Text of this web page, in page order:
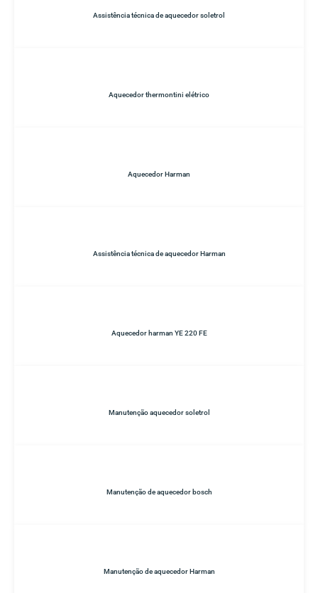
Assistência técnica de aquecedor soletrol
Aquecedor thermontini elétrico
Aquecedor Harman
Assistência técnica de aquecedor Harman
Aquecedor harman YE 220 FE
Manutenção aquecedor soletrol
Manutenção de aquecedor bosch
Manutenção de aquecedor Harman